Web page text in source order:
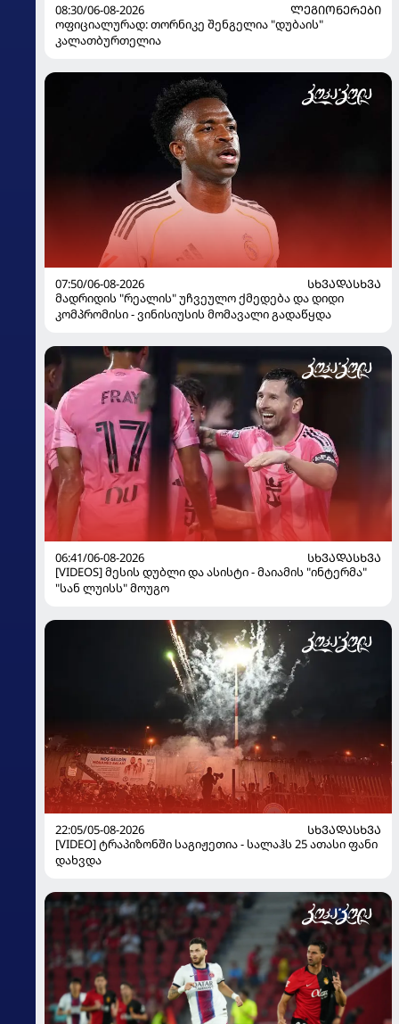
08:30/06-08-2026
ᲚᲔᲒᲘᲝᲜᲔᲠᲔᲑᲘ
ოფიციალურად: თორნიკე შენგელია "დუბაის"
კალათბურთელია
07:50/06-08-2026
ᲡᲮᲕᲐᲓᲐᲡᲮᲕᲐ
მადრიდის "რეალის" უჩვეულო ქმედება და დიდი
კომპრომისი - ვინისიუსის მომავალი გადაწყდა
06:41/06-08-2026
ᲡᲮᲕᲐᲓᲐᲡᲮᲕᲐ
[VIDEOS] მესის დუბლი და ასისტი - მაიამის "ინტერმა"
"სან ლუისს" მოუგო
22:05/05-08-2026
ᲡᲮᲕᲐᲓᲐᲡᲮᲕᲐ
[VIDEO] ტრაპიზონში საგიჟეთია - სალაჰს 25 ათასი ფანი
დახვდა